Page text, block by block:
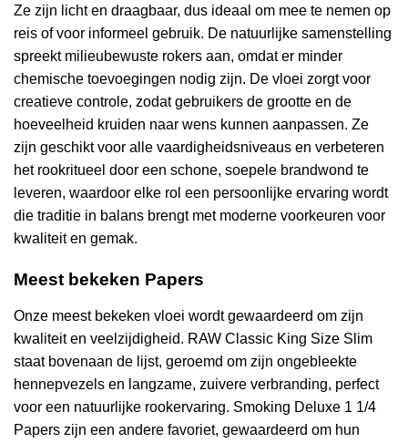
Ze zijn licht en draagbaar, dus ideaal om mee te nemen op
reis of voor informeel gebruik. De natuurlijke samenstelling
spreekt milieubewuste rokers aan, omdat er minder
chemische toevoegingen nodig zijn. De vloei zorgt voor
creatieve controle, zodat gebruikers de grootte en de
hoeveelheid kruiden naar wens kunnen aanpassen. Ze
zijn geschikt voor alle vaardigheidsniveaus en verbeteren
het rookritueel door een schone, soepele brandwond te
leveren, waardoor elke rol een persoonlijke ervaring wordt
die traditie in balans brengt met moderne voorkeuren voor
kwaliteit en gemak.
Meest bekeken Papers
Onze meest bekeken vloei wordt gewaardeerd om zijn
kwaliteit en veelzijdigheid. RAW Classic King Size Slim
staat bovenaan de lijst, geroemd om zijn ongebleekte
hennepvezels en langzame, zuivere verbranding, perfect
voor een natuurlijke rookervaring. Smoking Deluxe 1 1/4
Papers zijn een andere favoriet, gewaardeerd om hun